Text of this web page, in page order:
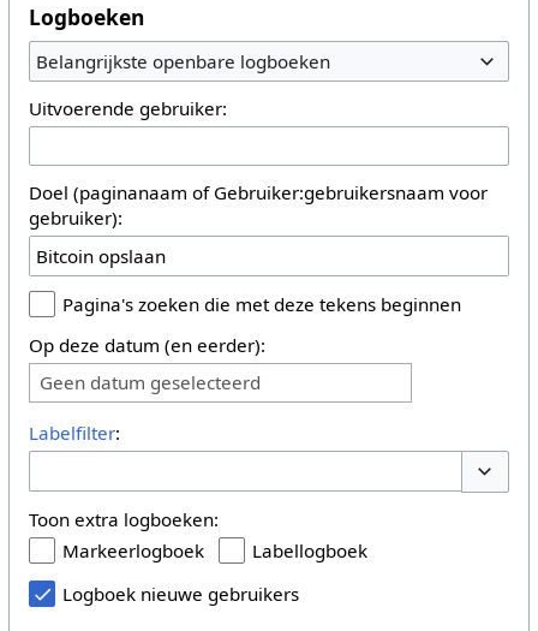
Logboeken
Belangrijkste openbare logboeken
Uitvoerende gebruiker:
Doel (paginanaam of Gebruiker:gebruikersnaam voor
gebruiker):
Pagina's zoeken die met deze tekens beginnen
Op deze datum (en eerder):
Geen datum geselecteerd
Labelfilter:
Toon extra logboeken:
Markeerlogboek
Labellogboek
Logboek nieuwe gebruikers